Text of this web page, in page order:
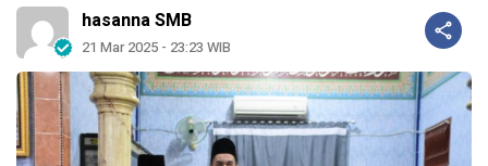
hasanna SMB
21 Mar 2025 - 23:23 WIB